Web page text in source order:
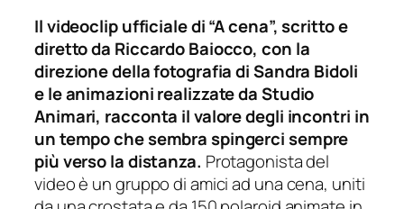
Il videoclip ufficiale di “A cena”, scritto e
diretto da Riccardo Baiocco, con la
direzione della fotografia di Sandra Bidoli
e le animazioni realizzate da Studio
Animari, racconta il valore degli incontri in
un tempo che sembra spingerci sempre
più verso la distanza. Protagonista del
video è un gruppo di amici ad una cena, uniti